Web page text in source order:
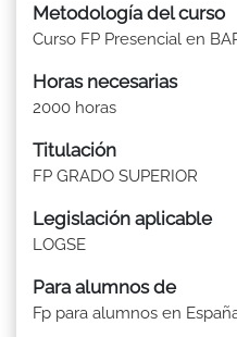
Metodología del curso
Curso FP Presencial en
Horas necesarias
2000 horas
Titulación
FP GRADO SUPERIOR
Legislación aplicable
LOGSE
Para alumnos de
Fp para alumnos en